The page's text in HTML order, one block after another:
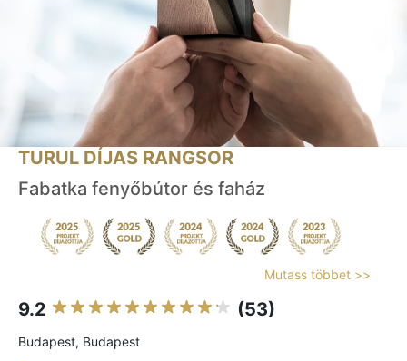
TURUL DÍJAS RANGSOR
Fabatka fenyőbútor és faház
Mutass többet >>
9.2 (53)
Budapest, Budapest